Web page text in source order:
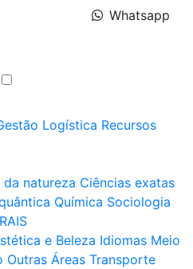
Whatsapp
Logística Recursos
da natureza Ciências exatas
Química Sociologia
e Beleza Idiomas Meio
Outras Áreas Transporte